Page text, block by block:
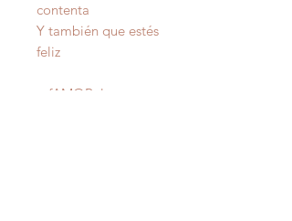
contenta
Y también que estés
feliz
rafAMOR ales